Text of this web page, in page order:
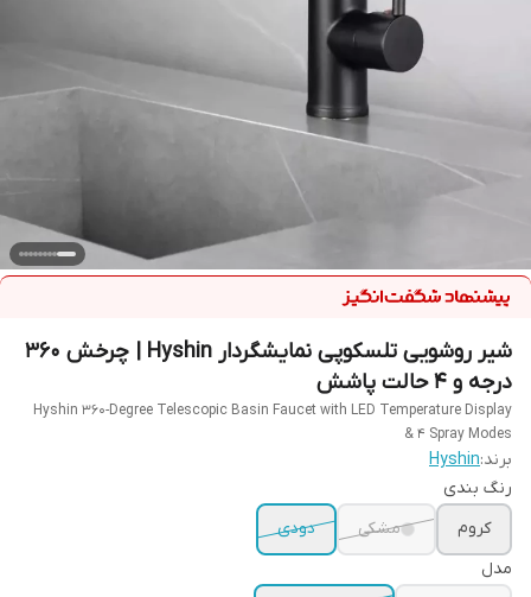
شیر روشویی تلسکوپی نمایشگردار Hyshin | چرخش ۳۶۰
درجه و ۴ حالت پاشش
Hyshin 360-Degree Telescopic Basin Faucet with LED Temperature Display
& 4 Spray Modes
برند:Hyshin
رنگ بندی
کروم
مشکی
دودی
مدل